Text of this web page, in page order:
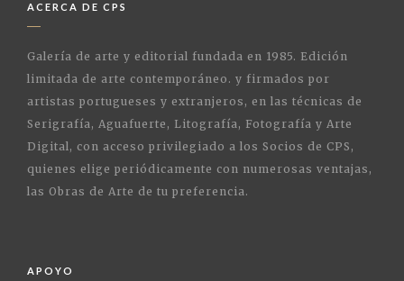
ACERCA DE CPS
Galería de arte y editorial fundada en 1985. Edición
limitada de arte contemporáneo. y firmados por
artistas portugueses y extranjeros, en las técnicas de
Serigrafía, Aguafuerte, Litografía, Fotografía y Arte
Digital, con acceso privilegiado a los Socios de CPS,
quienes elige periódicamente con numerosas ventajas,
las Obras de Arte de tu preferencia.
APOYO